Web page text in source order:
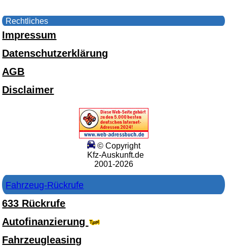
Rechtliches
Impressum
Datenschutzerklärung
AGB
Disclaimer
© Copyright
Kfz-Auskunft.de
2001-2026
Fahrzeug-Rückrufe
633 Rückrufe
Autofinanzierung
Fahrzeugleasing